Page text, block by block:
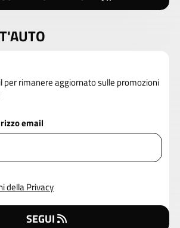
per rimanere aggiornato sulle promozioni
email
della Privacy
SEGUI